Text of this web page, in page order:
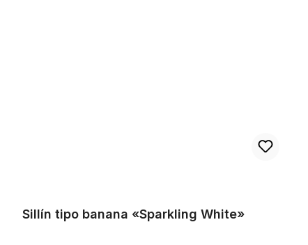
Sillín tipo banana «Sparkling White»